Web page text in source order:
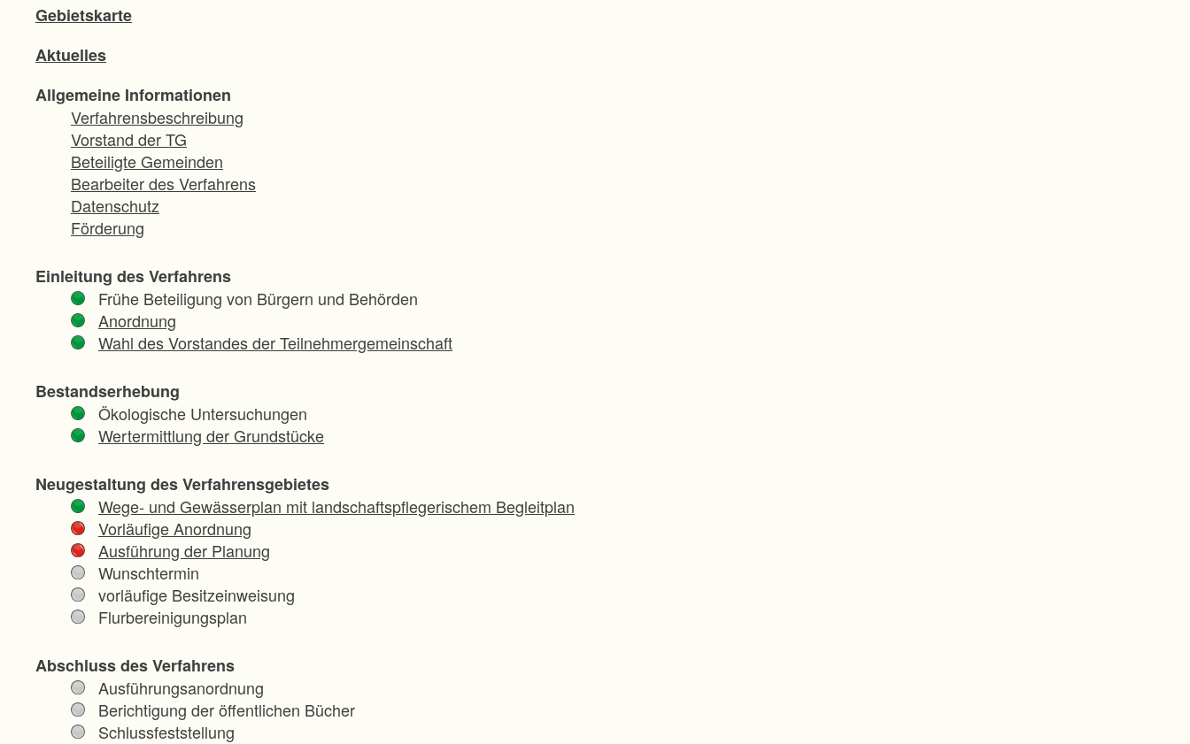
Gebietskarte
Aktuelles
Allgemeine Informationen
Verfahrensbeschreibung
Vorstand der TG
Beteiligte Gemeinden
Bearbeiter des Verfahrens
Datenschutz
Förderung
Einleitung des Verfahrens
Frühe Beteiligung von Bürgern und Behörden
Anordnung
Wahl des Vorstandes der Teilnehmergemeinschaft
Bestandserhebung
Ökologische Untersuchungen
Wertermittlung der Grundstücke
Neugestaltung des Verfahrensgebietes
Wege- und Gewässerplan mit landschaftspflegerischem Begleitplan
Vorläufige Anordnung
Ausführung der Planung
Wunschtermin
vorläufige Besitzeinweisung
Flurbereinigungsplan
Abschluss des Verfahrens
Ausführungsanordnung
Berichtigung der öffentlichen Bücher
Schlussfeststellung